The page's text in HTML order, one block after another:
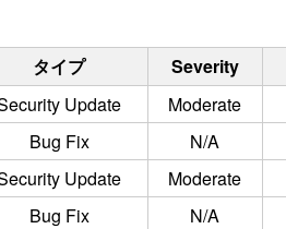
タイプ Severity
Update Moderate
Bug Fix N/A
Update Moderate
Bug Fix N/A